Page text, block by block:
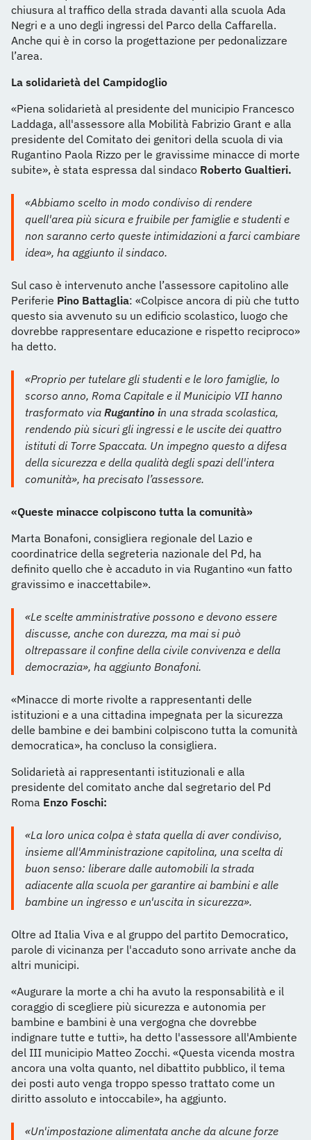
chiusura al traffico della strada davanti alla scuola Ada
Negri e a uno degli ingressi del Parco della Caffarella.
Anche qui è in corso la progettazione per pedonalizzare
l’area.
La solidarietà del Campidoglio
«Piena solidarietà al presidente del municipio Francesco
Laddaga, all'assessore alla Mobilità Fabrizio Grant e alla
presidente del Comitato dei genitori della scuola di via
Rugantino Paola Rizzo per le gravissime minacce di morte
subite», è stata espressa dal sindaco Roberto Gualtieri.
«Abbiamo scelto in modo condiviso di rendere
quell'area più sicura e fruibile per famiglie e studenti e
non saranno certo queste intimidazioni a farci cambiare
idea», ha aggiunto il sindaco.
Sul caso è intervenuto anche l’assessore capitolino alle
Periferie Pino Battaglia: «Colpisce ancora di più che tutto
questo sia avvenuto su un edificio scolastico, luogo che
dovrebbe rappresentare educazione e rispetto reciproco»
ha detto.
«Proprio per tutelare gli studenti e le loro famiglie, lo
scorso anno, Roma Capitale e il Municipio VII hanno
trasformato via Rugantino in una strada scolastica,
rendendo più sicuri gli ingressi e le uscite dei quattro
istituti di Torre Spaccata. Un impegno questo a difesa
della sicurezza e della qualità degli spazi dell'intera
comunità», ha precisato l’assessore.
«Queste minacce colpiscono tutta la comunità»
Marta Bonafoni, consigliera regionale del Lazio e
coordinatrice della segreteria nazionale del Pd, ha
definito quello che è accaduto in via Rugantino «un fatto
gravissimo e inaccettabile».
«Le scelte amministrative possono e devono essere
discusse, anche con durezza, ma mai si può
oltrepassare il confine della civile convivenza e della
democrazia», ha aggiunto Bonafoni.
«Minacce di morte rivolte a rappresentanti delle
istituzioni e a una cittadina impegnata per la sicurezza
delle bambine e dei bambini colpiscono tutta la comunità
democratica», ha concluso la consigliera.
Solidarietà ai rappresentanti istituzionali e alla
presidente del comitato anche dal segretario del Pd
Roma Enzo Foschi:
«La loro unica colpa è stata quella di aver condiviso,
insieme all'Amministrazione capitolina, una scelta di
buon senso: liberare dalle automobili la strada
adiacente alla scuola per garantire ai bambini e alle
bambine un ingresso e un'uscita in sicurezza».
Oltre ad Italia Viva e al gruppo del partito Democratico,
parole di vicinanza per l'accaduto sono arrivate anche da
altri municipi.
«Augurare la morte a chi ha avuto la responsabilità e il
coraggio di scegliere più sicurezza e autonomia per
bambine e bambini è una vergogna che dovrebbe
indignare tutte e tutti», ha detto l'assessore all'Ambiente
del III municipio Matteo Zocchi. «Questa vicenda mostra
ancora una volta quanto, nel dibattito pubblico, il tema
dei posti auto venga troppo spesso trattato come un
diritto assoluto e intoccabile», ha aggiunto.
«Un'impostazione alimentata anche da alcune forze